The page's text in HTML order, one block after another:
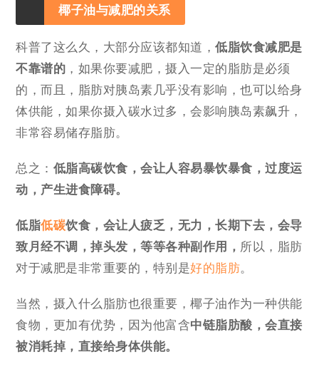
椰子油与减肥的关系
科普了这么久，大部分应该都知道，低脂饮食减肥是
不靠谱的 ，如果你要减肥，摄入一定的脂肪是必须
的，而且，脂肪对胰岛素几乎没有影响，也可以给身
体供能，如果你摄入碳水过多，会影响胰岛素飙升，
非常容易储存脂肪。
总之： 低脂高碳饮食，会让人容易暴饮暴食，过度运
动，产生进食障碍。
低脂低碳饮食，会让人疲乏，无力，长期下去，会导
致月经不调，掉头发，等等各种副作用， 所以，脂肪
对于减肥是非常重要的，特别是好的脂肪。
当然，摄入什么脂肪也很重要，椰子油作为一种供能
食物，更加有优势，因为他富含中链脂肪酸，会直接
被消耗掉，直接给身体供能。